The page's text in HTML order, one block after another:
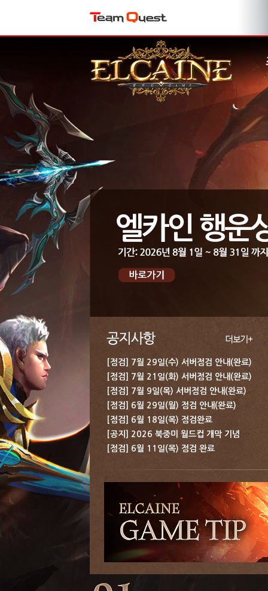
[점검] 7월 29일(수) 서버점검 안내(완료)
[점검] 7월 21일(화) 서버점검 안내(완료)
[점검] 7월 9일(목) 서버점검 안내(완료)
[점검] 6월 29일(월) 점검 안내(완료)
[점검] 6월 18일(목) 점검완료
[공지] 2026 북중미 월드컵 개막 기념 보상 지급 안내
[점검] 6월 11일(목) 점검 완료